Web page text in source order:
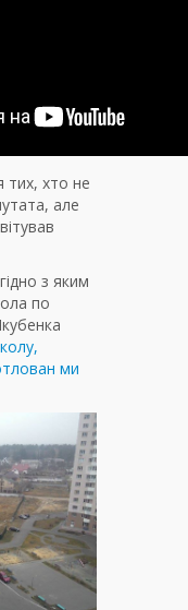
тих, хто не
але
з яким
по
ми